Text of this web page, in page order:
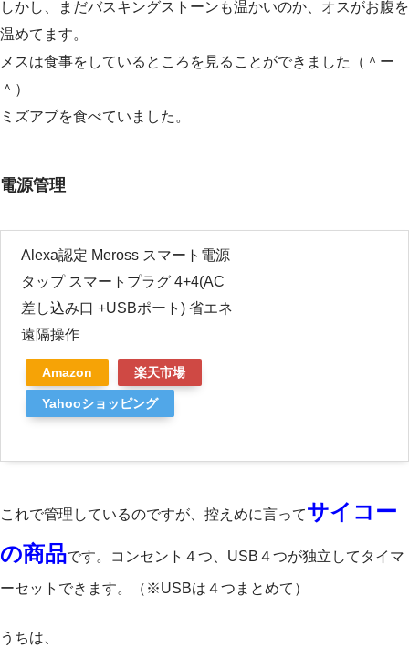
しかし、まだバスキングストーンも温かいのか、オスがお腹を
温めてます。
メスは食事をしているところを見ることができました（＾ー
＾）
ミズアブを食べていました。
電源管理
Alexa認定 Meross スマート電源
タップ スマートプラグ 4+4(AC
差し込み口 +USBポート) 省エネ
遠隔操作
Amazon 楽天市場
Yahooショッピング
これで管理しているのですが、控えめに言ってサイコー
の商品です。コンセント４つ、USB４つが独立してタイマ
ーセットできます。（※USBは４つまとめて）
うちは、